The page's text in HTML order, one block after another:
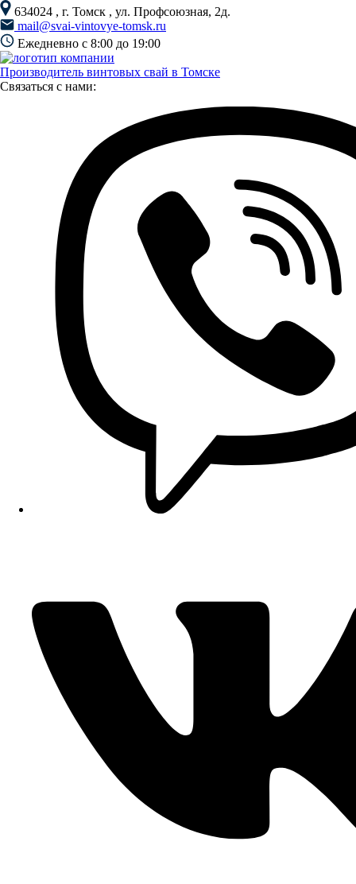
634024 , г. Томск , ул. Профсоюзная, 2д.
mail@svai-vintovye-tomsk.ru
Ежедневно с 8:00 до 19:00
Производитель винтовых свай в Томске
Связаться с нами: